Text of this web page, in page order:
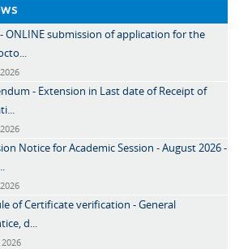
ONLINE submission of application for the
- Extension in Last date of Receipt of
Notice for Academic Session - August 2026 -
of Certificate verification - General
d...
2026